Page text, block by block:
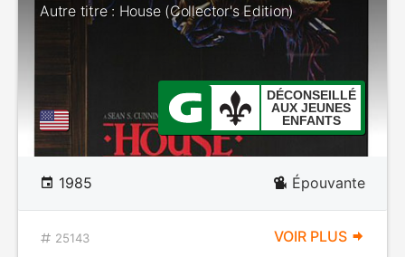
Autre titre : House (Collector's Edition)
DÉCONSEILLÉ
AUX JEUNES
ENFANTS
1985 Épouvante
25143 VOIR PLUS